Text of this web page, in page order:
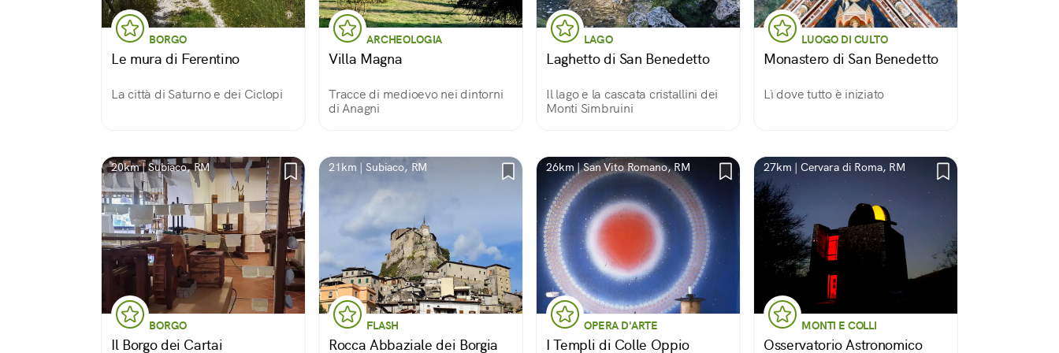
BORGO
Le mura di Ferentino
La città di Saturno e dei Ciclopi
ARCHEOLOGIA
Villa Magna
Tracce di medioevo nei dintorni
di Anagni
LAGO
Laghetto di San Benedetto
Il lago e la cascata cristallini dei
Monti Simbruini
LUOGO DI CULTO
Monastero di San Benedetto
Lì dove tutto è iniziato
20km | Subiaco, RM
BORGO
Il Borgo dei Cartai
21km | Subiaco, RM
FLASH
Rocca Abbaziale dei Borgia
26km | San Vito Romano, RM
OPERA D'ARTE
I Templi di Colle Oppio
27km | Cervara di Roma, RM
MONTI E COLLI
Osservatorio Astronomico